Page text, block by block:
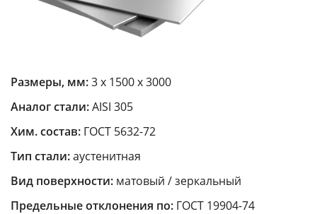
Размеры, мм:3 х 1500 х 3000
Аналог стали:AISI 305
Хим. состав: ГОСТ 5632-72
Тип стали:аустенитная
Вид поверхности: матовый / зеркальный
Предельные отклонения по: ГОСТ 19904-74